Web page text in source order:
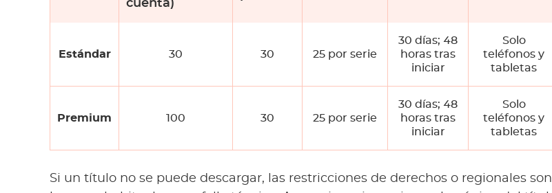
cuenta)
Estándar 30 30 25 por serie
30 días; 48
horas tras
iniciar
Solo
teléfonos y
tabletas
Premium 100 30 25 por serie
30 días; 48
horas tras
iniciar
Solo
teléfonos y
tabletas
Si un título no se puede descargar, las restricciones de derechos o regionales son